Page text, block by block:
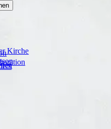
Kirche